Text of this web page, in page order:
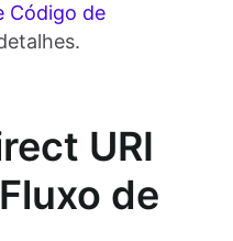
Código de
URI
de